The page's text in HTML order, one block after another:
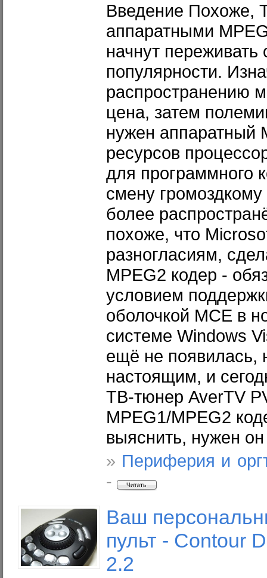
Введение Похоже,
аппаратными
начнут
популярности.
распространению
цена, затем
нужен аппаратный
ресурсов
для программного
смену
более
похоже, что
разногласиям,
MPEG2 кодер -
условием
оболочкой MCE в
системе Windows
ещё не появилась,
настоящим, и
ТВ-тюнер AverTV
MPEG1/MPEG2
выяснить, нужен
» Периферия и
-
Ваш
пульт - Contour
2.2